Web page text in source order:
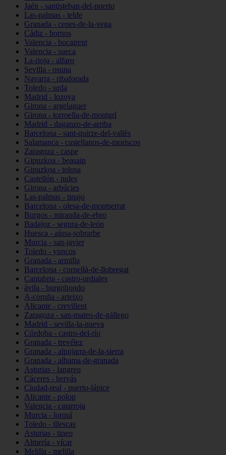
Jaén - santisteban-del-puerto
Las-palmas - telde
Granada - cenes-de-la-vega
Cádiz - bornos
Valencia - bocairent
Valencia - sueca
La-rioja - alfaro
Sevilla - osuna
Navarra - ribaforada
Toledo - urda
Madrid - lozoya
Girona - argelaguer
Girona - torroella-de-montgrí
Madrid - daganzo-de-arriba
Barcelona - sant-quirze-del-vallès
Salamanca - castellanos-de-moriscos
Zaragoza - caspe
Gipuzkoa - beasain
Gipuzkoa - tolosa
Castellón - nules
Girona - arbúcies
Las-palmas - tinajo
Barcelona - olesa-de-montserrat
Burgos - miranda-de-ebro
Badajoz - segura-de-león
Huesca - aínsa-sobrarbe
Murcia - san-javier
Toledo - yuncos
Granada - armilla
Barcelona - cornellà-de-llobregat
Cantabria - castro-urdiales
ávila - burgohondo
A-coruña - arteixo
Alicante - crevillent
Zaragoza - san-mateo-de-gállego
Madrid - sevilla-la-nueva
Córdoba - castro-del-río
Granada - trevélez
Granada - alpujarra-de-la-sierra
Granada - alhama-de-granada
Asturias - langreo
Cáceres - hervás
Ciudad-real - puerto-lápice
Alicante - polop
Valencia - catarroja
Murcia - lorquí
Toledo - illescas
Asturias - tineo
Almería - vícar
Melilla - melilla